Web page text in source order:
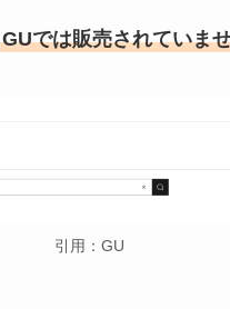
GUでは販売されていま
引用：GU